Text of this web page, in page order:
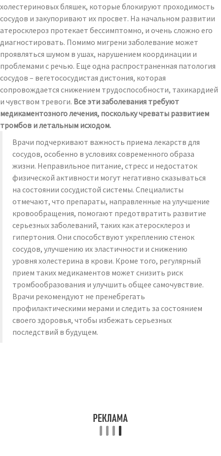
холестериновых бляшек, которые блокируют проходимость
сосудов и закупоривают их просвет. На начальном развитии
атеросклероз протекает бессимптомно, и очень сложно его
диагностировать. Помимо мигрени заболевание может
проявляться шумом в ушах, нарушением координации и
проблемами с речью. Еще одна распространенная патология
сосудов – вегетососудистая дистония, которая
сопровождается снижением трудоспособности, тахикардией
и чувством тревоги. Все эти заболевания требуют
медикаментозного лечения, поскольку чреваты развитием
тромбов и летальным исходом.
Врачи подчеркивают важность приема лекарств для
сосудов, особенно в условиях современного образа
жизни. Неправильное питание, стресс и недостаток
физической активности могут негативно сказываться
на состоянии сосудистой системы. Специалисты
отмечают, что препараты, направленные на улучшение
кровообращения, помогают предотвратить развитие
серьезных заболеваний, таких как атеросклероз и
гипертония. Они способствуют укреплению стенок
сосудов, улучшению их эластичности и снижению
уровня холестерина в крови. Кроме того, регулярный
прием таких медикаментов может снизить риск
тромбообразования и улучшить общее самочувствие.
Врачи рекомендуют не пренебрегать
профилактическими мерами и следить за состоянием
своего здоровья, чтобы избежать серьезных
последствий в будущем.